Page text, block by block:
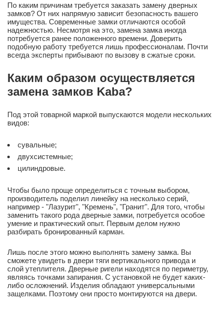
По каким причинам требуется заказать замену дверных
замков? От них напрямую зависит безопасность вашего
имущества. Современные замки отличаются особой
надежностью. Несмотря на это, замена замка иногда
потребуется ранее положенного времени. Доверить
подобную работу требуется лишь профессионалам. Почти
всегда эксперты прибывают по вызову в сжатые сроки.
Каким образом осуществляется
замена замков Kaba?
Под этой товарной маркой выпускаются модели нескольких
видов:
сувальные;
двухсистемные;
цилиндровые.
Чтобы было проще определиться с точным выбором,
производитель поделил линейку на несколько серий,
например - "Лазурит", "Кремень", "Гранит". Для того, чтобы
заменить такого рода дверные замки, потребуется особое
умение и практический опыт. Первым делом нужно
разбирать бронированный карман.
Лишь после этого можно выполнять замену замка. Вы
сможете увидеть в двери тяги вертикального привода и
слой утеплителя. Дверные ригели находятся по периметру,
являясь точками запирания. С установкой не будет каких-
либо осложнений. Изделия обладают универсальными
защелками. Поэтому они просто монтируются на двери.